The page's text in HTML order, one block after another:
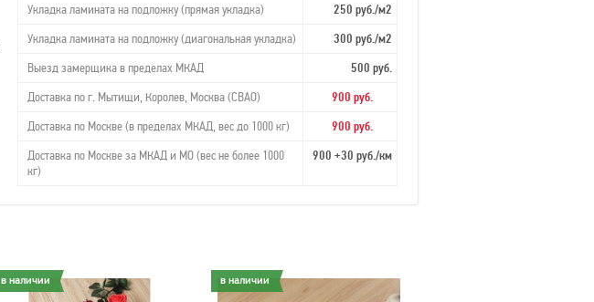
Укладка ламината на подложку (прямая укладка)
250 руб./м2
Укладка ламината на подложку (диагональная укладка)
300 руб./м2
Выезд замерщика в пределах МКАД
500 руб.
Доставка по г. Мытищи, Королев, Москва (СВАО)
900 руб.
Доставка по Москве (в пределах МКАД, вес до 1000 кг)
900 руб.
Доставка по Москве за МКАД и МО (вес не более 1000
кг)
900 +30 руб./км
в наличии в наличии